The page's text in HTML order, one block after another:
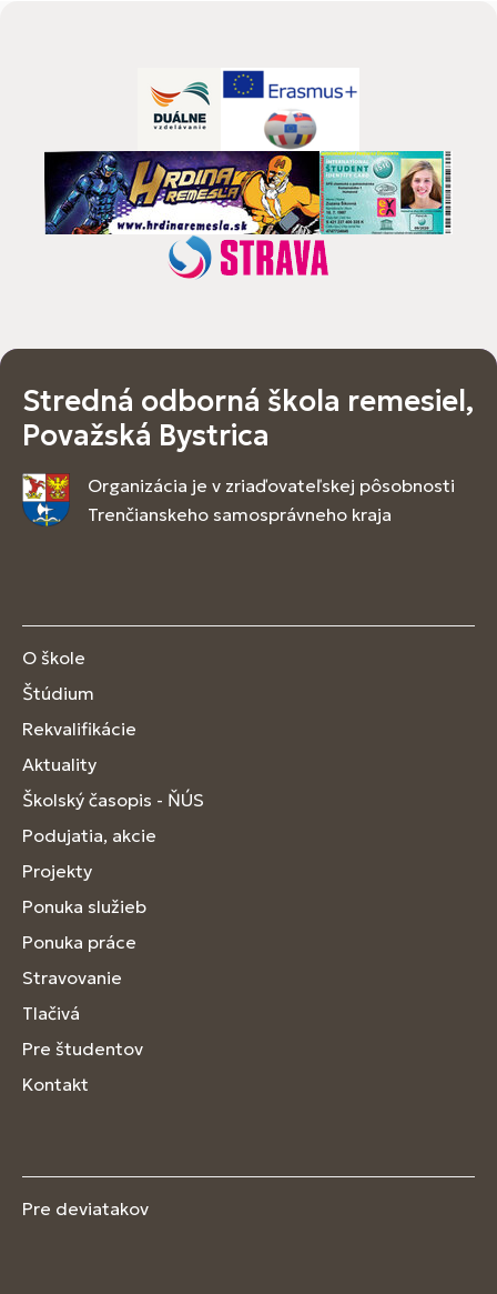
Stredná odborná škola remesiel,
Považská Bystrica
Organizácia je v zriaďovateľskej pôsobnosti
Trenčianskeho samosprávneho kraja
O škole
Štúdium
Rekvalifikácie
Aktuality
Školský časopis - ŇÚS
Podujatia, akcie
Projekty
Ponuka služieb
Ponuka práce
Stravovanie
Tlačivá
Pre študentov
Kontakt
Pre deviatakov